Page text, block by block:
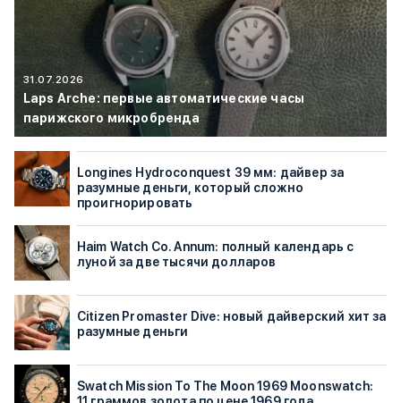
31.07.2026
Laps Arche: первые автоматические часы
парижского микробренда
Longines Hydroconquest 39 мм: дайвер за
разумные деньги, который сложно
проигнорировать
Haim Watch Co. Annum: полный календарь с
луной за две тысячи долларов
Citizen Promaster Dive: новый дайверский хит за
разумные деньги
Swatch Mission To The Moon 1969 Moonswatch: